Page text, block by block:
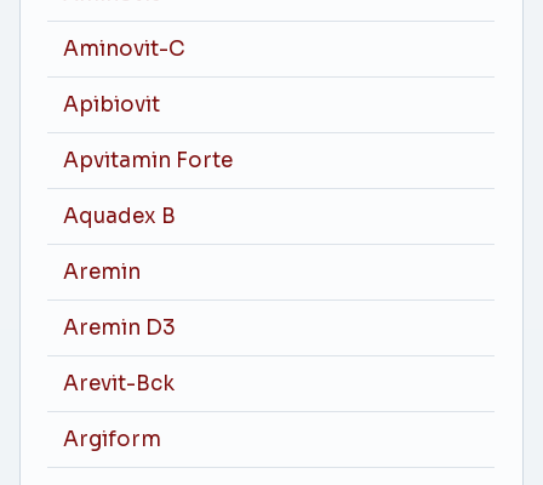
Aminovit-C
Apibiovit
Apvitamin Forte
Aquadex B
Aremin
Aremin D3
Arevit-Bck
Argiform